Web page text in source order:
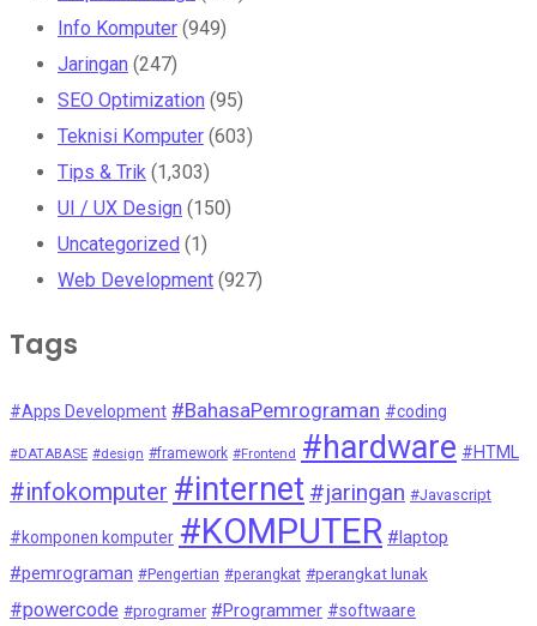
Info Komputer (949)
Jaringan (247)
SEO Optimization (95)
Teknisi Komputer (603)
Tips & Trik (1,303)
UI / UX Design (150)
Uncategorized (1)
Web Development (927)
Tags
#Apps Development #BahasaPemrograman #coding
#DATABASE #design #framework #Frontend #hardware #HTML
#infokomputer #internet #jaringan #Javascript
#komponen komputer #KOMPUTER #laptop
#pemrograman #Pengertian #perangkat #perangkat lunak
#powercode #programer #Programmer #softwaare